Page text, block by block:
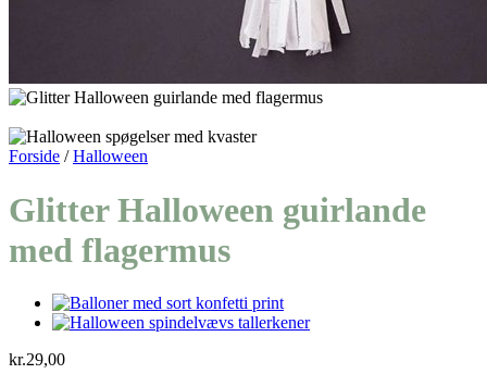
Forside / Halloween
Glitter Halloween guirlande
med flagermus
kr.29,00